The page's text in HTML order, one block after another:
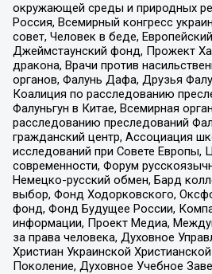
окружающей среды и природных
Россия, Всемирный конгресс
совет, Человек в беде,
Джеймстаунский фонд, Прожект
дракона, Врачи против
органов, Фалунь Дафа, Друзья
Коалиция по расследованию
Фалуньгун в Китае, Всемирная
расследованию преследований
гражданский центр, Ассоциация
исследований при Совете Европы,
современности, Форум
Немецко-русский обмен, Бард
выбор, Фонд Ходорковского,
фонд, Фонд Будущее России,
информации, Проект Медиа,
за права человека, Духовное
Христиан Украинской
Поколение, Духовное Учебное